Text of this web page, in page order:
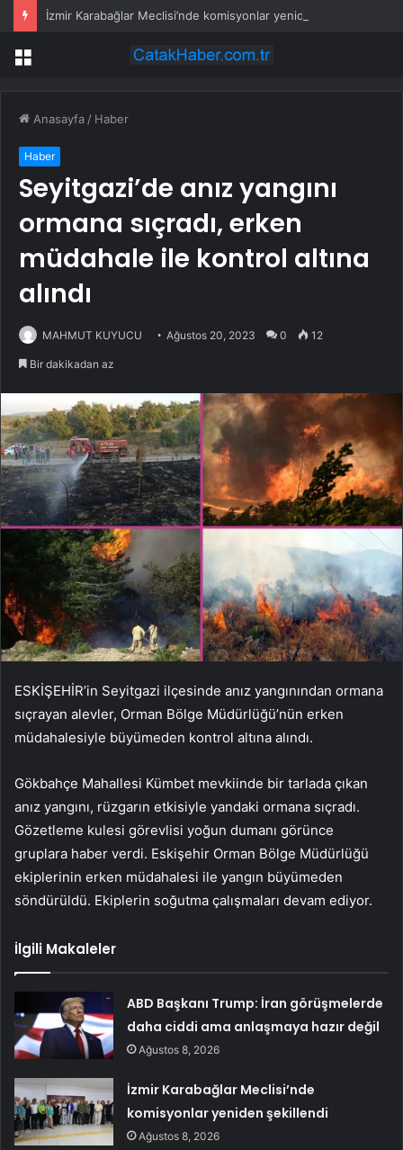
Menü
Anasayfa / Haber
Haber
Seyitgazi’de anız yangını
ormana sıçradı, erken
müdahale ile kontrol altına
alındı
MAHMUT KUYUCU Ağustos 20, 2023 0 12
Bir dakikadan az
ESKİŞEHİR’in Seyitgazi ilçesinde anız yangınından ormana
sıçrayan alevler, Orman Bölge Müdürlüğü’nün erken
müdahalesiyle büyümeden kontrol altına alındı.
Gökbahçe Mahallesi Kümbet mevkiinde bir tarlada çıkan
anız yangını, rüzgarın etkisiyle yandaki ormana sıçradı.
Gözetleme kulesi görevlisi yoğun dumanı görünce
gruplara haber verdi. Eskişehir Orman Bölge Müdürlüğü
ekiplerinin erken müdahalesi ile yangın büyümeden
söndürüldü. Ekiplerin soğutma çalışmaları devam ediyor.
İlgili Makaleler
ABD Başkanı Trump: İran görüşmelerde
daha ciddi ama anlaşmaya hazır değil
Ağustos 8, 2026
İzmir Karabağlar Meclisi’nde
komisyonlar yeniden şekillendi
Ağustos 8, 2026